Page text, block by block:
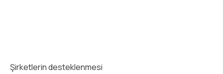
Şirketlerin desteklenmesi